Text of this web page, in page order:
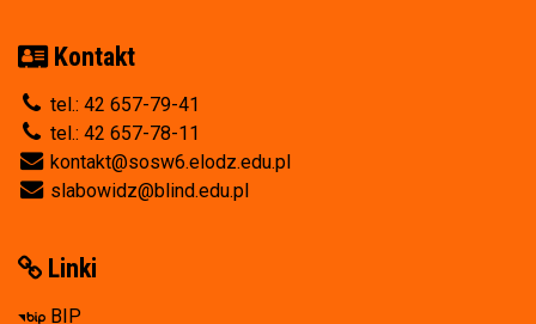
Kontakt
tel.: 42 657-79-41
tel.: 42 657-78-11
kontakt@sosw6.elodz.edu.pl
slabowidz@blind.edu.pl
Linki
BIP